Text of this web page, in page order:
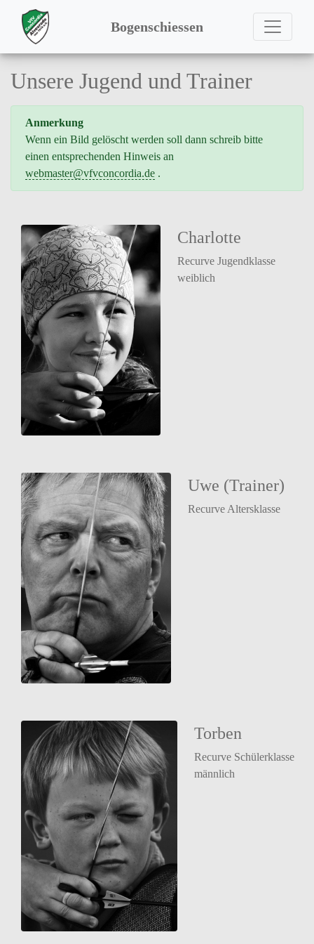
Bogenschiessen
Unsere Jugend und Trainer
Anmerkung
Wenn ein Bild gelöscht werden soll dann schreib bitte
einen entsprechenden Hinweis an
webmaster@vfvconcordia.de .
Charlotte
Recurve Jugendklasse
weiblich
Uwe (Trainer)
Recurve Altersklasse
Torben
Recurve Schülerklasse
männlich